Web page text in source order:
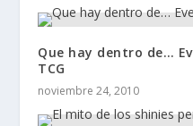
Que hay dentro de…
TCG
noviembre 24, 2010